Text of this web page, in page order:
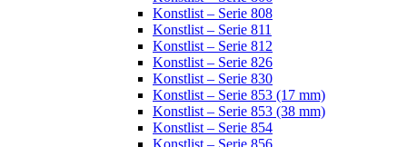
Konstlist – Serie 808
Konstlist – Serie 811
Konstlist – Serie 812
Konstlist – Serie 826
Konstlist – Serie 830
Konstlist – Serie 853 (17 mm)
Konstlist – Serie 853 (38 mm)
Konstlist – Serie 854
Konstlist – Serie 856